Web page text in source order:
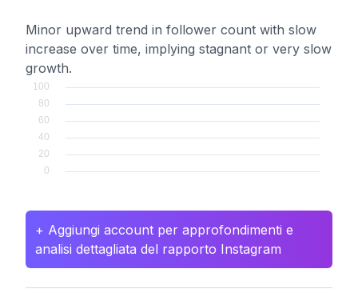
Minor upward trend in follower count with slow
increase over time, implying stagnant or very slow
growth.
+ Aggiungi account per approfondimenti e
analisi dettagliata del rapporto Instagram